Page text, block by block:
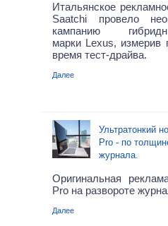
Итальянское
Saatchi провело
кампанию
марки Lexus, измерив
время тест-драйва.
Далее
Ультратонкий
Pro - по
журнала.
Оригинальная
Pro на развороте
Далее